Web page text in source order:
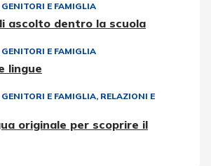
GENITORI E FAMIGLIA
ascolto dentro la scuola
GENITORI E FAMIGLIA
lingue
GENITORI E FAMIGLIA, RELAZIONI E
originale per scoprire il